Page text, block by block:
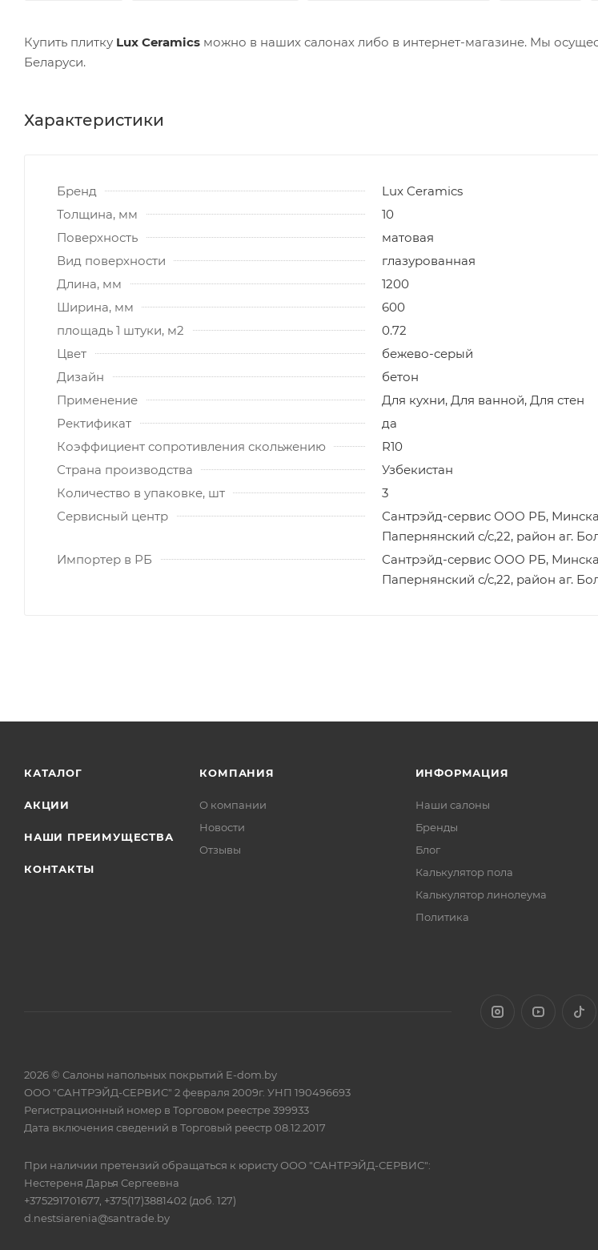
Купить плитку Lux Ceramics можно в наших салонах либо в интернет-магазине. Мы
Беларуси.
Характеристики
Бренд
Lux Ceramics
Толщина, мм
10
Поверхность
матовая
Вид поверхности
глазурованная
Длина, мм
1200
Ширина, мм
600
площадь 1 штуки, м2
0.72
Цвет
бежево-серый
Дизайн
бетон
Применение
Для кухни, Для ванной, Для стен
Ректификат
да
Коэффициент сопротивления скольжению
R10
Страна производства
Узбекистан
Количество в упаковке, шт
3
Сервисный центр
Сантрэйд-сервис ООО РБ,
Папернянский с/с,22, район аг.
Импортер в РБ
Сантрэйд-сервис ООО РБ,
Папернянский с/с,22, район аг.
КАТАЛОГ
АКЦИИ
НАШИ ПРЕИМУЩЕСТВА
КОНТАКТЫ
КОМПАНИЯ
О компании
Новости
Отзывы
ИНФОРМАЦИЯ
Наши салоны
Бренды
Блог
Калькулятор пола
Калькулятор линолеума
Политика
2026 © Салоны напольных покрытий E-dom.by
ООО "САНТРЭЙД-СЕРВИС" 2 февраля 2009г. УНП 190496693
Регистрационный номер в Торговом реестре 399933
Дата включения сведений в Торговый реестр 08.12.2017
При наличии претензий обращаться к юристу ООО "САНТРЭЙД-СЕРВИС":
Нестереня Дарья Сергеевна
+375291701677, +375(17)3881402 (доб. 127)
d.nestsiarenia@santrade.by